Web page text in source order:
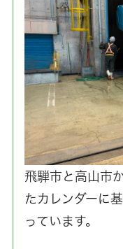
飛騨市と高山市
たカレンダーに
っています。